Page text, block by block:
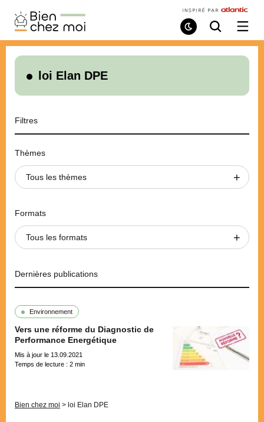
Bien
Chez
Moi
Mode
de
Recherche
/
le
loi Elan DPE
Filtres
Thèmes
Tous les thèmes
Formats
Tous les formats
Dernières publications
Environnement
Vers une réforme du Diagnostic de
Performance Energétique
Mis à jour le 13.09.2021
Temps de lecture : 2 min
Bien chez moi > loi Elan DPE